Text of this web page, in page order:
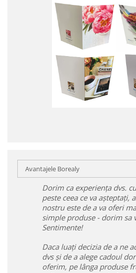
Avantajele Borealy
Dorim ca experiența dvs.
peste ceea ce va așteptați,
nostru este de a va oferi
simple produse - dorim sa
Sentimente!
Daca luați decizia de a ne
dvs și de a alege cadoul
oferim, pe lânga produse